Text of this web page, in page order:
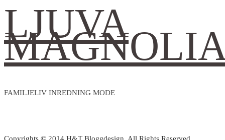
LJUVA
FAMILJELIV INREDNING MODE